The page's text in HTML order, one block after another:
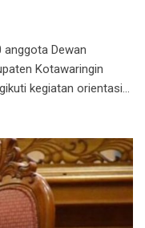
anggota Dewan
Kotawaringin
kegiatan orientasi…